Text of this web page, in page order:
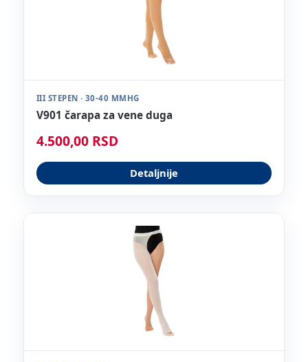
III STEPEN · 30-40 MMHG
V901 čarapa za vene duga
4.500,00 RSD
Detaljnije